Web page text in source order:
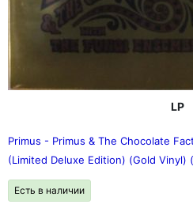
LP
Primus - Primus & The Chocolate
(Limited Deluxe Edition) (Gold Vinyl)
Есть в наличии